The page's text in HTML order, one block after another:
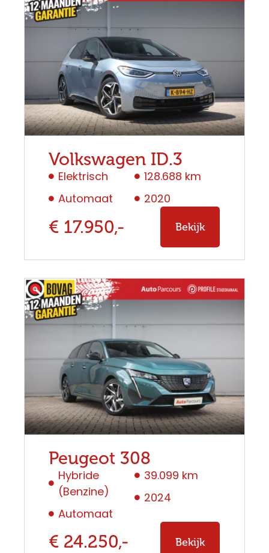
Volkswagen ID.3
Elektrisch
Automaat
128.688 km
2020
€ 17.950,- Bekijk
Peugeot 308
Hybride
(Benzine)
Automaat
39.099 km
2024
€ 24.250,- Bekijk